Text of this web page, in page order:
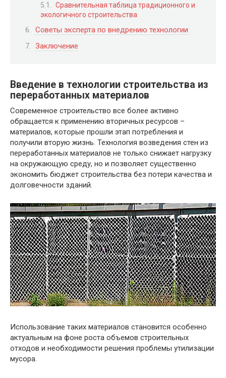
Сравнительная таблица традиционного и
экологичного строительства
Советы эксперта по внедрению технологии
Заключение
Введение в технологии строительства из
переработанных материалов
Современное строительство все более активно
обращается к применению вторичных ресурсов –
материалов, которые прошли этап потребления и
получили вторую жизнь. Технология возведения стен из
переработанных материалов не только снижает нагрузку
на окружающую среду, но и позволяет существенно
экономить бюджет строительства без потери качества и
долговечности зданий.
Использование таких материалов становится особенно
актуальным на фоне роста объемов строительных
отходов и необходимости решения проблемы утилизации
мусора.